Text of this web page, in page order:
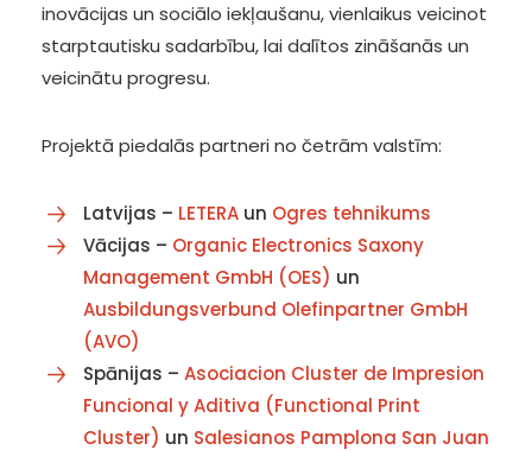
inovācijas un sociālo iekļaušanu, vienlaikus veicinot
starptautisku sadarbību, lai dalītos zināšanās un
veicinātu progresu.
Projektā piedalās partneri no četrām valstīm:
Latvijas – LETERA un Ogres tehnikums
Vācijas – Organic Electronics Saxony
Management GmbH (OES) un
Ausbildungsverbund Olefinpartner GmbH
(AVO)
Spānijas – Asociacion Cluster de Impresion
Funcional y Aditiva (Functional Print
Cluster) un Salesianos Pamplona San Juan